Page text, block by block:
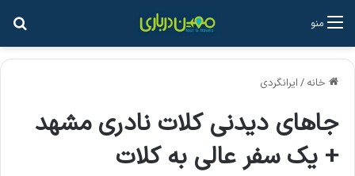
منو
خانه / ایرانگردی
جاهای دیدنی کلات نادری مشهد
+ یک سفر عالی به کلات